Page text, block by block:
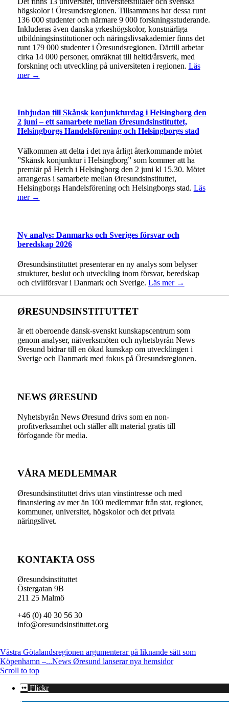
högskolor i Öresundsregionen. Tillsammans har dessa runt
136 000 studenter och närmare 9 000 forskningsstuderande.
Inkluderas även danska yrkeshögskolor, konstnärliga
utbildningsinstitutioner och näringslivsakademier finns det
runt 179 000 studenter i Öresundsregionen. Därtill arbetar
cirka 14 000 personer, omräknat till heltid/årsverk, med
forskning och utveckling på universiteten i regionen. Läs
mer →
Inbjudan till Skånsk konjunkturdag i Helsingborg den
2 juni – ett samarbete mellan Øresundsinstituttet,
Helsingborgs Handelsförening och Helsingborgs stad
Välkommen att delta i det nya årligt återkommande mötet
”Skånsk konjunktur i Helsingborg” som kommer att ha
premiär på Hetch i Helsingborg den 2 juni kl 15.30. Mötet
arrangeras i samarbete mellan Øresundsinstituttet,
Helsingborgs Handelsförening och Helsingborgs stad. Läs
mer →
Ny analys: Danmarks och Sveriges försvar och
beredskap 2026
Øresundsinstituttet presenterar en ny analys som belyser
strukturer, beslut och utveckling inom försvar, beredskap
och civilförsvar i Danmark och Sverige. Läs mer →
ØRESUNDSINSTITUTTET
är ett oberoende dansk-svenskt kunskapscentrum som
genom analyser, nätverksmöten och nyhetsbyrån News
Øresund bidrar till en ökad kunskap om utvecklingen i
Sverige och Danmark med fokus på Öresundsregionen.
NEWS ØRESUND
Nyhetsbyrån News Øresund drivs som en non-
profitverksamhet och ställer allt material gratis till
förfogande för media.
VÅRA MEDLEMMAR
Øresundsinstituttet drivs utan vinst­intresse och med
finansiering av mer än 100 medlemmar från stat, regioner,
kommuner, universitet, högskolor och det privata
näringslivet.
KONTAKTA OSS
Øresundsinstituttet
Östergatan 9B
211 25 Malmö
+46 (0) 40 30 56 30
info@oresundsinstituttet.org
Västra Götalandsregionen argumenterar på liknande sätt som
Köpenhamn –...News Øresund lanserar nya hemsidor
Scroll to top
Flickr